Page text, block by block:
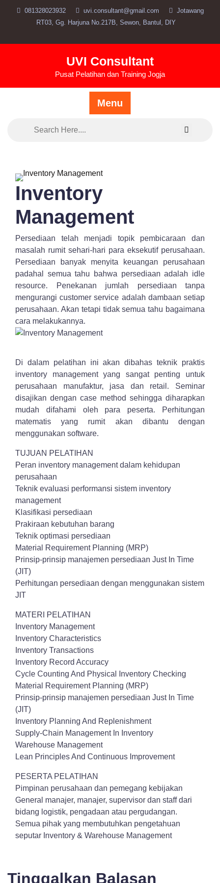
081328023932 uvi.consultant@gmail.com
Jotawang
RT03, Gg. Harjuna No.217B, Sewon, Bantul, DIY
UVI Consultant
Pusat Pelatihan dan Training Jogja
Menu
Inventory
Management
Persediaan telah menjadi topik pembicaraan dan
masalah rumit sehari-hari para eksekutif perusahaan.
Persediaan banyak menyita keuangan perusahaan
padahal semua tahu bahwa persediaan adalah idle
resource. Penekanan jumlah persediaan tanpa
mengurangi customer service adalah dambaan setiap
perusahaan. Akan tetapi tidak semua tahu bagaimana
cara melakukannya.
Di dalam pelatihan ini akan dibahas teknik praktis
inventory management yang sangat penting untuk
perusahaan manufaktur, jasa dan retail. Seminar
disajikan dengan case method sehingga diharapkan
mudah difahami oleh para peserta. Perhitungan
matematis yang rumit akan dibantu dengan
menggunakan software.
TUJUAN PELATIHAN
Peran inventory management dalam kehidupan
perusahaan
Teknik evaluasi performansi sistem inventory
management
Klasifikasi persediaan
Prakiraan kebutuhan barang
Teknik optimasi persediaan
Material Requirement Planning (MRP)
Prinsip-prinsip manajemen persediaan Just In Time
(JIT)
Perhitungan persediaan dengan menggunakan sistem
JIT
MATERI PELATIHAN
Inventory Management
Inventory Characteristics
Inventory Transactions
Inventory Record Accuracy
Cycle Counting And Physical Inventory Checking
Material Requirement Planning (MRP)
Prinsip-prinsip manajemen persediaan Just In Time
(JIT)
Inventory Planning And Replenishment
Supply-Chain Management In Inventory
Warehouse Management
Lean Principles And Continuous Improvement
PESERTA PELATIHAN
Pimpinan perusahaan dan pemegang kebijakan
General manajer, manajer, supervisor dan staff dari
bidang logistik, pengadaan atau pergudangan.
Semua pihak yang membutuhkan pengetahuan
seputar Inventory & Warehouse Management
Tinggalkan Balasan